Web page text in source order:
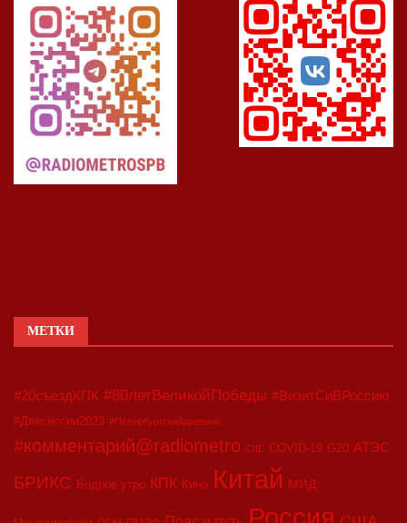
МЕТКИ
#20съездКПК #80летВеликойПобеды #ВизитСиВРоссию
#Двесессии2023 #Петербургскийдневник
#комментарий@radiometro CIIE COVID-19 G20 АТЭС
БРИКС Бодрое утро КПК Кино Китай МИД